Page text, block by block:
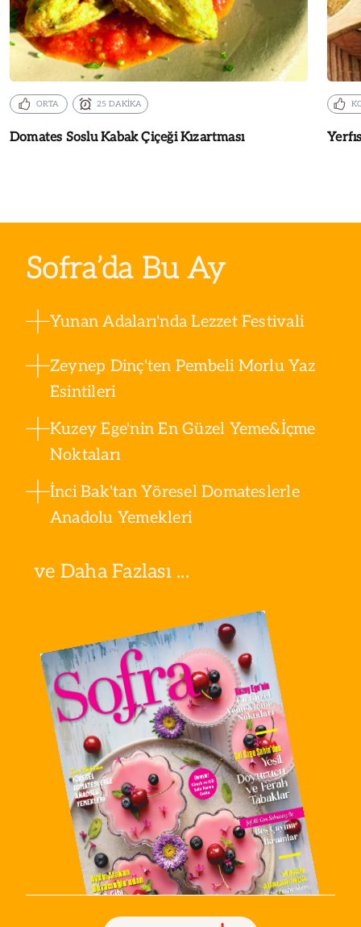
ORTA 25 DAKİKA
Domates Soslu Kabak Çiçeği Kızartması
Sofra’da Bu Ay
Yunan Adaları'nda Lezzet Festivali
Zeynep Dinç'ten Pembeli Morlu Yaz
Esintileri
Kuzey Ege'nin En Güzel Yeme&İçme
Noktaları
İnci Bak'tan Yöresel Domateslerle
Anadolu Yemekleri
ve Daha Fazlası ...